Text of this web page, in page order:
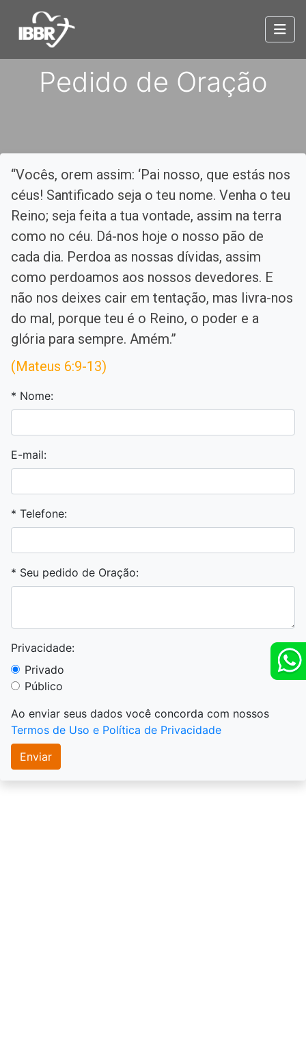
Pedido de Oração
“Vocês, orem assim: ‘Pai nosso, que estás nos
céus! Santificado seja o teu nome. Venha o teu
Reino; seja feita a tua vontade, assim na terra
como no céu. Dá-nos hoje o nosso pão de
cada dia. Perdoa as nossas dívidas, assim
como perdoamos aos nossos devedores. E
não nos deixes cair em tentação, mas livra-nos
do mal, porque teu é o Reino, o poder e a
glória para sempre. Amém.”
(Mateus 6:9-13)
* Nome:
E-mail:
* Telefone:
* Seu pedido de Oração:
Privacidade:
Privado
Público
Ao enviar seus dados você concorda com nossos
Termos de Uso e Política de Privacidade